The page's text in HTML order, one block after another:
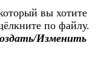
вы хотите
по файлу.
Изменить